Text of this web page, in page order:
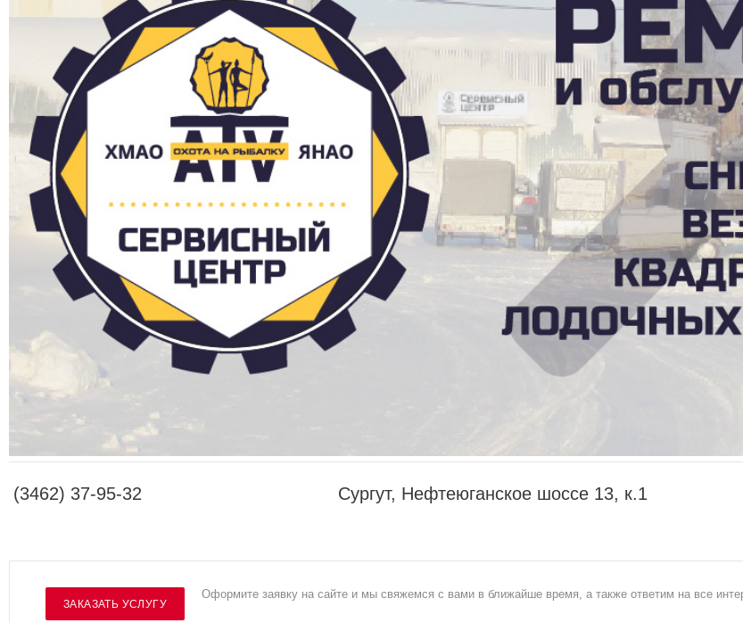
(3462) 37-95-32 Сургут, Нефтеюганское шоссе 13, к.1
ЗАКАЗАТЬ УСЛУГУ
Оформите заявку на сайте и мы свяжемся с вами в ближайше время, а также ответим на все